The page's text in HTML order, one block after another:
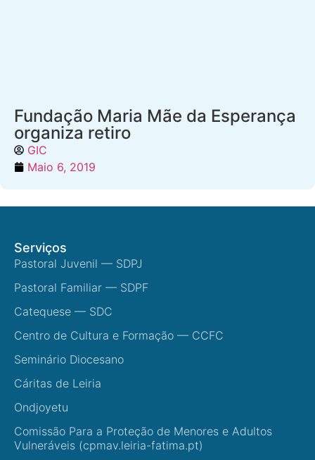
Fundação Maria Mãe da Esperança
organiza retiro
GIC
Maio 6, 2019
Serviços
Pastoral Juvenil — SDPJ
Pastoral Familiar — SDPF
Catequese — SDC
Centro de Cultura e Formação — CCFC
Seminário Diocesano
Cáritas de Leiria
Ondjoyetu
Comissão Para a Proteção de Menores e Adultos
Vulneráveis (cpmav.leiria-fatima.pt)